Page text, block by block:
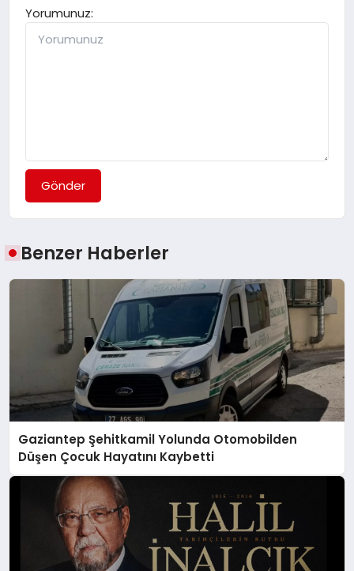
Yorumunuz:
Gönder
Benzer Haberler
Gaziantep Şehitkamil Yolunda Otomobilden
Düşen Çocuk Hayatını Kaybetti